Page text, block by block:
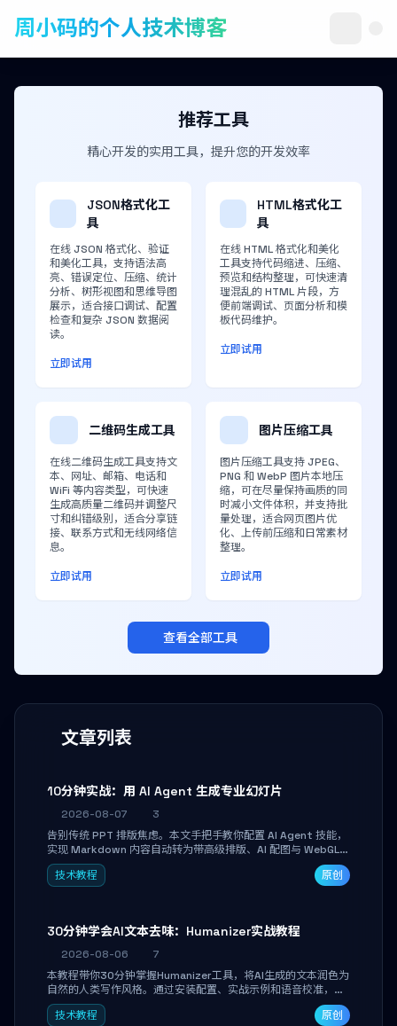
周小码的个人技术博客
文章列表
10分钟实战：用 AI Agent 生成专业幻灯片
2026-08-07
3
告别传统 PPT 排版焦虑。本文手把手教你配置 AI Agent 技能，
实现 Markdown 内容自动转为带高级排版、AI 配图与 WebGL
运行时的 HTML 幻灯片。只需专注内容，10 分钟即可产出可投
屏的专业级演示文稿。
技术教程 原创
30分钟学会AI文本去味：Humanizer实战教程
2026-08-06
7
本教程带你30分钟掌握Humanizer工具，将AI生成的文本润色为
自然的人类写作风格。通过安装配置、实战示例和语音校准，让
你的内容告别AI痕迹，匹配个人写作习惯，适合内容创作者和技
术博主。
技术教程 原创
推荐工具
精心开发的实用工具，提升您的开发效率
JSON格式化工
具
在线 JSON 格式化、验证
和美化工具，支持语法高
亮、错误定位、压缩、统计
分析、树形视图和思维导图
展示，适合接口调试、配置
检查和复杂 JSON 数据阅
读。
立即试用
HTML格式化工
具
在线 HTML 格式化和美化
工具支持代码缩进、压缩、
预览和结构整理，可快速清
理混乱的 HTML 片段，方
便前端调试、页面分析和模
板代码维护。
立即试用
二维码生成工具
在线二维码生成工具支持文
本、网址、邮箱、电话和
WiFi 等内容类型，可快速
生成高质量二维码并调整尺
寸和纠错级别，适合分享链
接、联系方式和无线网络信
息。
立即试用
图片压缩工具
图片压缩工具支持 JPEG、
PNG 和 WebP 图片本地压
缩，可在尽量保持画质的同
时减小文件体积，并支持批
量处理，适合网页图片优
化、上传前压缩和日常素材
整理。
立即试用
查看全部工具